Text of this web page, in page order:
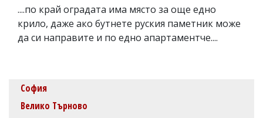
....по край оградата има място за още едно
крило, даже ако бутнете руския паметник може
да си направите и по едно апартаментче....
София
Велико Търново